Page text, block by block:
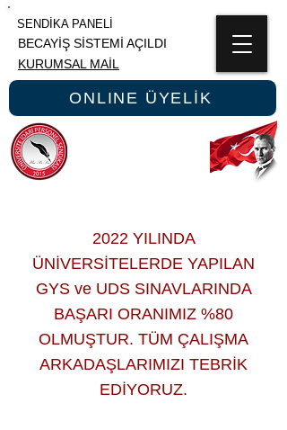
SENDİKA PANELİ
BECAYİŞ SİSTEMİ AÇILDI
KURUMSAL MAİL
ONLINE ÜYELİK
2022 YILINDA
ÜNİVERSİTELERDE YAPILAN
GYS ve UDS SINAVLARINDA
BAŞARI ORANIMIZ %80
OLMUŞTUR. TÜM ÇALIŞMA
ARKADAŞLARIMIZI TEBRİK
EDİYORUZ.